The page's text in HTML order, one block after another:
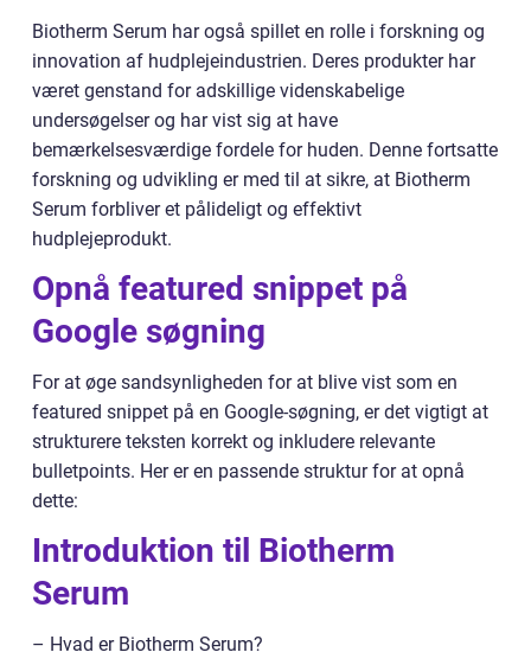
Biotherm Serum har også spillet en rolle i forskning og
innovation af hudplejeindustrien. Deres produkter har
været genstand for adskillige videnskabelige
undersøgelser og har vist sig at have
bemærkelsesværdige fordele for huden. Denne fortsatte
forskning og udvikling er med til at sikre, at Biotherm
Serum forbliver et pålideligt og effektivt
hudplejeprodukt.
Opnå featured snippet på
Google søgning
For at øge sandsynligheden for at blive vist som en
featured snippet på en Google-søgning, er det vigtigt at
strukturere teksten korrekt og inkludere relevante
bulletpoints. Her er en passende struktur for at opnå
dette:
Introduktion til Biotherm
Serum
– Hvad er Biotherm Serum?